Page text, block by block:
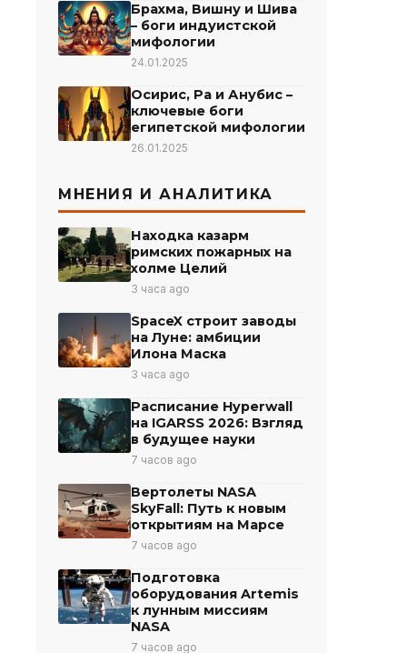
Брахма, Вишну и Шива
– боги индуистской
мифологии
24.01.2025
Осирис, Ра и Анубис –
ключевые боги
египетской мифологии
26.01.2025
МНЕНИЯ И АНАЛИТИКА
Находка казарм
римских пожарных на
холме Целий
3 часа ago
SpaceX строит заводы
на Луне: амбиции
Илона Маска
3 часа ago
Расписание Hyperwall
на IGARSS 2026: Взгляд
в будущее науки
7 часов ago
Вертолеты NASA
SkyFall: Путь к новым
открытиям на Марсе
7 часов ago
Подготовка
оборудования Artemis
к лунным миссиям
NASA
7 часов ago